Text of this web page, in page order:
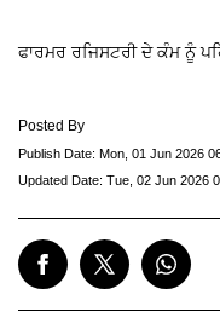
ਫਾਰਮਰ ਰਜਿਸਟਰੀ ਦੇ ਕੰਮ ਨੂੰ
Posted By
Publish Date: Mon, 01 Jun 2026
Updated Date: Tue, 02 Jun 2026